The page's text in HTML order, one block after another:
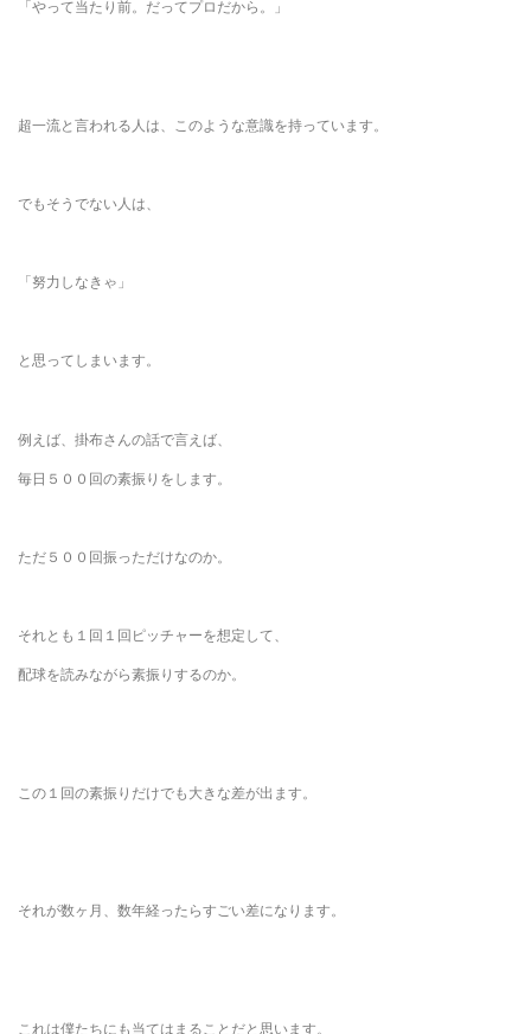
「やって当たり前。だってプロだから。」
超一流と言われる人は、このような意識を持っています。
でもそうでない人は、
「努力しなきゃ」
と思ってしまいます。
例えば、掛布さんの話で言えば、
毎日５００回の素振りをします。
ただ５００回振っただけなのか。
それとも１回１回ピッチャーを想定して、
配球を読みながら素振りするのか。
この１回の素振りだけでも大きな差が出ます。
それが数ヶ月、数年経ったらすごい差になります。
これは僕たちにも当てはまることだと思います。